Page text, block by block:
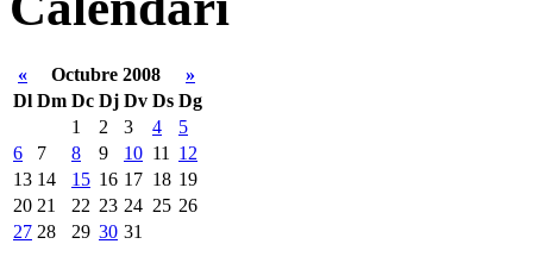
« Octubre 2008
»
Dl Dm Dc Dj Dv Ds Dg
1
2 3 4
5
6
7 8 9 10 11
12
13 14 15 16 17 18 19
20 21 22 23 24 25 26
27 28 29 30 31